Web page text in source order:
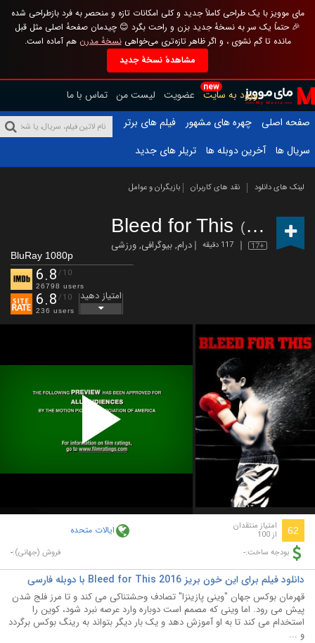
مای موویز با یک طراحی کاملاً جدید و کلی امکانات تازه و منحصر به فرد بازطراحی شده
🎉 حتماً یک سر به نسخهٔ جدید بزن و راحت بگرد 😊 چیدمان صفحهٔ اصلی مثل قبل
مانده تا گم نشوی ، و اگر ظاهر تازه‌تری می‌خواهینسخهٔ مدرن هم آماده است.
مشاهدهٔ نسخهٔ جدید
new
ورود به سایت عضویت لیست من تماس با ما
صفحه اصلی
چهره های مشهور
فیلم های برتر
سریال ها
آخرین دوبله ها تریلر های جدید
لینک های دانلود نقد های کاربران بازیگران و عوامل
Bleed for This (2016)
17+ 117 دقیقه درام,بیوگرافی,ورزشی
BluRay 1080p
6.8 /10
26798 users
6.8 /10
236 users
امتیاز دهید
Play
Video
62 امتیاز منتقدان
از 100 ایالات متحده
بودجه ساخت:- فروش (جهانی):-
دانلود فیلم برای این خون بریز Bleed for This 2016 با دوبله فارسی
قهرمان بوکس جهان "وینی پازینزا" تصادف وحشتناکی می کند و تا مرز فلج شدن
پیش می رود. اما وینی که مصمم است دوباره وارد عرصه نبرد شود، کوین را
استخدام می کند تا به او آموزش دهد و یک بار دیگر بتواند به رینگ بوکس برگردد
و ...